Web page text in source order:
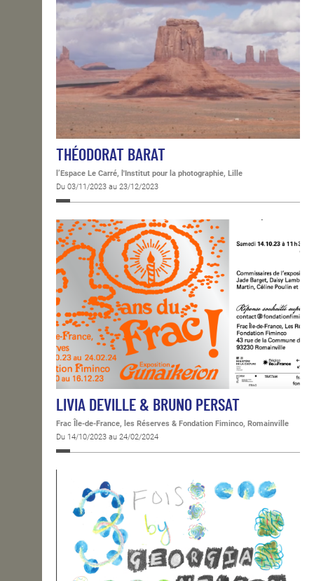
THÉODORAT BARAT
l’Espace Le Carré, l'Institut pour la photographie, Lille
Du 03/11/2023 au 23/12/2023
LIVIA DEVILLE & BRUNO PERSAT
Frac Île-de-France, les Réserves & Fondation Fiminco, Romainville
Du 14/10/2023 au 24/02/2024